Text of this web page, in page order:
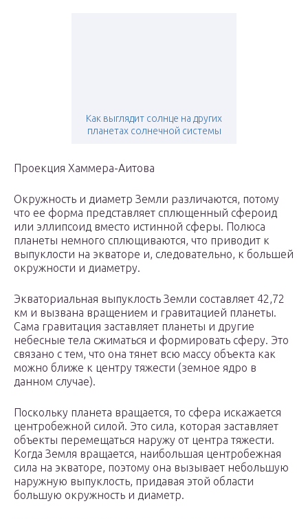
Как выглядит солнце на других
планетах солнечной системы
Проекция Хаммера-Аитова
Окружность и диаметр Земли различаются, потому
что ее форма представляет сплющенный сфероид
или эллипсоид вместо истинной сферы. Полюса
планеты немного сплющиваются, что приводит к
выпуклости на экваторе и, следовательно, к большей
окружности и диаметру.
Экваториальная выпуклость Земли составляет 42,72
км и вызвана вращением и гравитацией планеты.
Сама гравитация заставляет планеты и другие
небесные тела сжиматься и формировать сферу. Это
связано с тем, что она тянет всю массу объекта как
можно ближе к центру тяжести (земное ядро в
данном случае).
Поскольку планета вращается, то сфера искажается
центробежной силой. Это сила, которая заставляет
объекты перемещаться наружу от центра тяжести.
Когда Земля вращается, наибольшая центробежная
сила на экваторе, поэтому она вызывает небольшую
наружную выпуклость, придавая этой области
большую окружность и диаметр.